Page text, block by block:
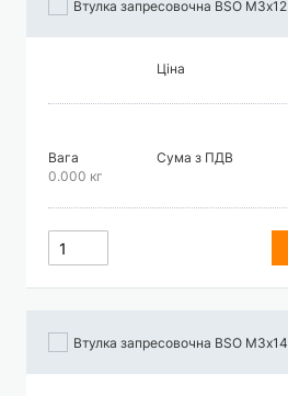
Втулка запресовочна BSO М3х12
Ціна
Вага
0.000 кг
Сума з ПДВ
Втулка запресовочна BSO М3х14